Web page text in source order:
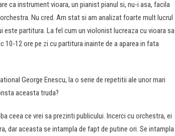
ca instrument vioara, un pianist pianul si, nu-i asa, facila
Nu cred. Am stat si am analizat foarte mult lucrul
partitura. La fel cum un violonist lucreaza cu vioara sa
10-12 ore pe zi cu partitura inainte de a aparea in fata
George Enescu, la o serie de repetitii ale unor mari
aceasta truda?
ceea ce vrei sa prezinti publicului. Incerci cu orchestra, ei
dar aceasta se intampla de fapt de putine ori. Se intampla